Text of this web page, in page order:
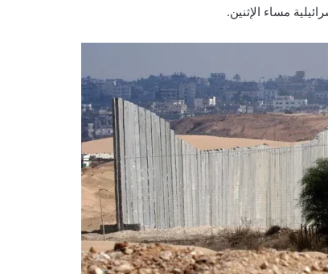
مساء الإثنين.